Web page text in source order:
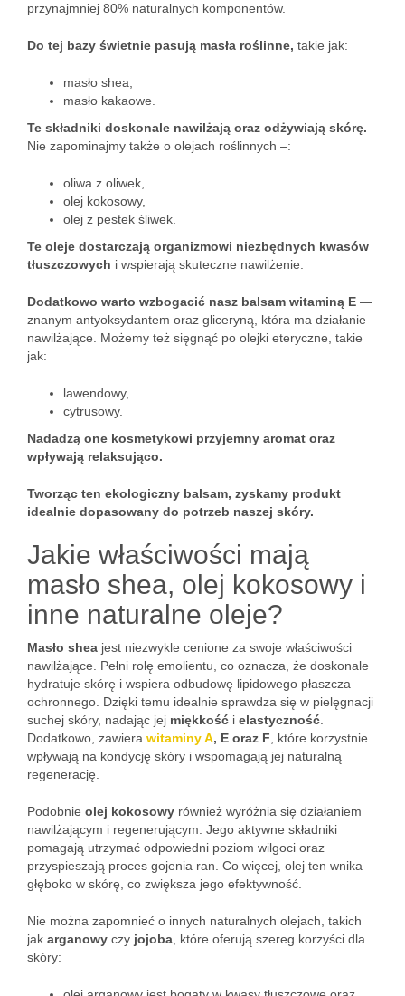
przynajmniej 80% naturalnych komponentów.
Do tej bazy świetnie pasują masła roślinne, takie jak:
masło shea,
masło kakaowe.
Te składniki doskonale nawilżają oraz odżywiają skórę.
Nie zapominajmy także o olejach roślinnych –:
oliwa z oliwek,
olej kokosowy,
olej z pestek śliwek.
Te oleje dostarczają organizmowi niezbędnych kwasów
tłuszczowych i wspierają skuteczne nawilżenie.
Dodatkowo warto wzbogacić nasz balsam witaminą E —
znanym antyoksydantem oraz gliceryną, która ma działanie
nawilżające. Możemy też sięgnąć po olejki eteryczne, takie
jak:
lawendowy,
cytrusowy.
Nadadzą one kosmetykowi przyjemny aromat oraz
wpływają relaksująco.
Tworząc ten ekologiczny balsam, zyskamy produkt
idealnie dopasowany do potrzeb naszej skóry.
Jakie właściwości mają
masło shea, olej kokosowy i
inne naturalne oleje?
Masło shea jest niezwykle cenione za swoje właściwości
nawilżające. Pełni rolę emolientu, co oznacza, że doskonale
hydratuje skórę i wspiera odbudowę lipidowego płaszcza
ochronnego. Dzięki temu idealnie sprawdza się w pielęgnacji
suchej skóry, nadając jej miękkość i elastyczność
Dodatkowo, zawiera witaminy A, E oraz F , które korzystnie
wpływają na kondycję skóry i wspomagają jej naturalną
regenerację.
Podobnie olej kokosowy również wyróżnia się działaniem
nawilżającym i regenerującym. Jego aktywne składniki
pomagają utrzymać odpowiedni poziom wilgoci oraz
przyspieszają proces gojenia ran. Co więcej, olej ten wnika
głęboko w skórę, co zwiększa jego efektywność.
Nie można zapomnieć o innych naturalnych olejach, takich
jak arganowy czy jojoba , które oferują szereg korzyści dla
skóry: